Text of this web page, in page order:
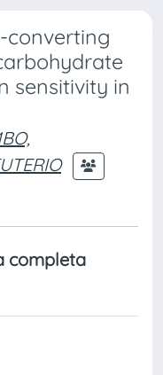
converting
sensitivity in
completa